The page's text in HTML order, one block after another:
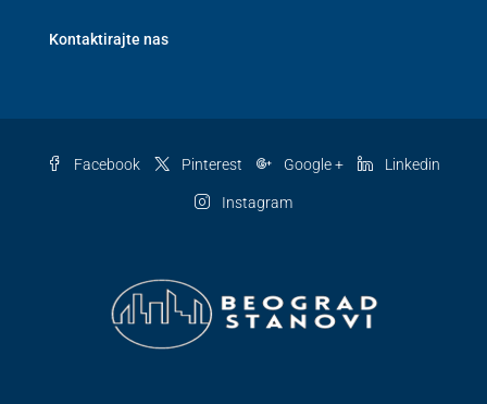
Kontaktirajte nas
Facebook Pinterest Google + Linkedin
Instagram